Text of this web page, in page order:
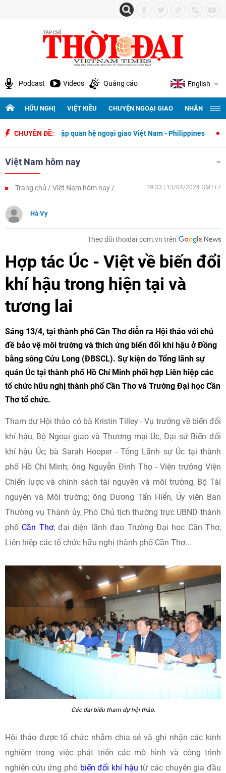
Podcast Videos Quảng cáo English
HỮU NGHỊ VIỆT KIỀU CHUYỆN NGOẠI GIAO NHÂN
CHUYÊN ĐỀ:
lập quan hệ ngoại giao Việt Nam - Philippines 500 ngày
Việt Nam hôm nay
Trang chủ Việt Nam hôm nay 19:33 | 13/04/2024 GMT+7
Hà Vy
Theo dõi thoidai.com.vn trên
Hợp tác Úc - Việt về biến đổi
khí hậu trong hiện tại và
tương lai
Sáng 13/4, tại thành phố Cần Thơ diễn ra Hội thảo với chủ
đề bảo vệ môi trường và thích ứng biến đổi khí hậu ở Đồng
bằng sông Cửu Long (ĐBSCL). Sự kiện do Tổng lãnh sự
quán Úc tại thành phố Hồ Chí Minh phối hợp Liên hiệp các
tổ chức hữu nghị thành phố Cần Thơ và Trường Đại học Cần
Thơ tổ chức.
Tham dự Hội thảo có bà Kristin Tilley - Vụ trưởng về biến đổi
khí hậu, Bộ Ngoại giao và Thương mại Úc, Đại sứ Biến đổi
khí hậu Úc; bà Sarah Hooper - Tổng Lãnh sự Úc tại thành
phố Hồ Chí Minh; ông Nguyễn Đình Thọ - Viện trưởng Viện
Chiến lược và chính sách tài nguyên và môi trường, Bộ Tài
nguyên và Môi trường; ông Dương Tấn Hiển, Ủy viên Ban
Thường vụ Thành ủy, Phó Chủ tịch thường trực UBND thành
phố Cần Thơ; đại diện lãnh đạo Trường Đại học Cần Thơ,
Liên hiệp các tổ chức hữu nghị thành phố Cần Thơ...
Các đại biểu tham dự hội thảo.
Hội thảo được tổ chức nhằm chia sẻ và ghi nhận các kinh
nghiệm trong việc phát triển các mô hình và công trình
nghiên cứu ứng phó biến đổi khí hậu từ các chuyên gia đầu